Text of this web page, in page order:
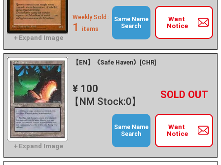
Want
Notice
Weekly Sold :
1 items
Same Name
Search
【EN】《Safe Haven》[CHR]
¥ 100
【NM Stock:0】
－ +
Want
Notice
Same Name
Search